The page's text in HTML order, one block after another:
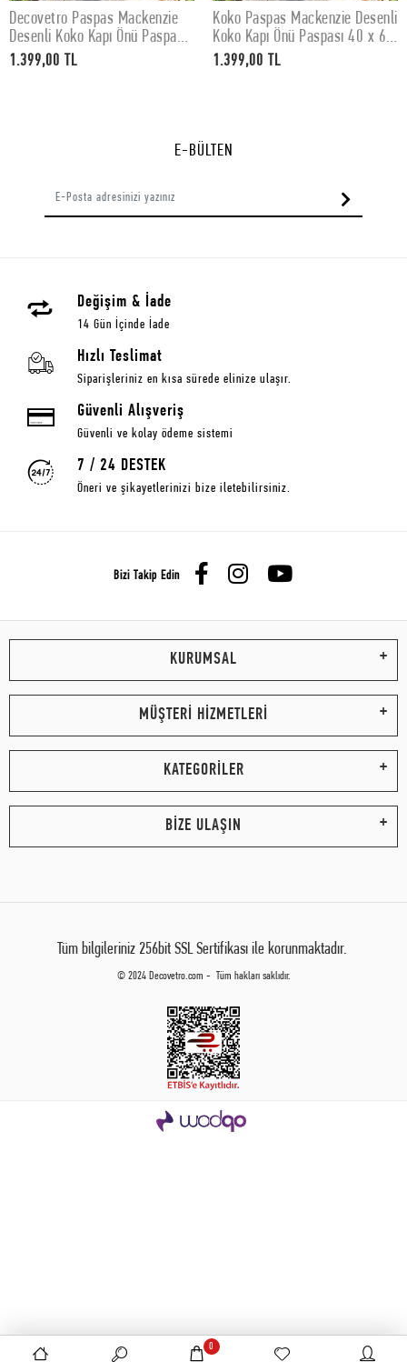
SEPETE EKLE
Decovetro Paspas Mackenzie
Desenli Koko Kapı Önü Paspası
40 x 60 cm
1.399,00 TL
SEPETE EKLE
Koko Paspas Mackenzie Desenli
Koko Kapı Önü Paspası 40 x 60
cm
1.399,00 TL
E-BÜLTEN
Değişim & İade
14 Gün İçinde İade
Hızlı Teslimat
Siparişleriniz en kısa sürede elinize ulaşır.
Güvenli Alışveriş
Güvenli ve kolay ödeme sistemi
7 / 24 DESTEK
Öneri ve şikayetlerinizi bize iletebilirsiniz.
Bizi Takip Edin
KURUMSAL
MÜŞTERİ HİZMETLERİ
KATEGORİLER
BİZE ULAŞIN
Tüm bilgileriniz 256bit SSL Sertifikası ile korunmaktadır.
© 2024 Decovetro.com - Tüm hakları saklıdır.
0